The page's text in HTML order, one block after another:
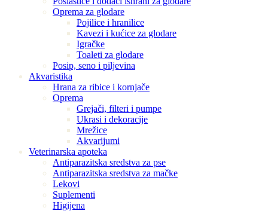
Oprema za glodare
Pojilice i hranilice
Kavezi i kućice za glodare
Igračke
Toaleti za glodare
Posip, seno i piljevina
Akvaristika
Hrana za ribice i kornjače
Oprema
Grejači, filteri i pumpe
Ukrasi i dekoracije
Mrežice
Akvarijumi
Veterinarska apoteka
Antiparazitska sredstva za pse
Antiparazitska sredstva za mačke
Lekovi
Suplementi
Higijena